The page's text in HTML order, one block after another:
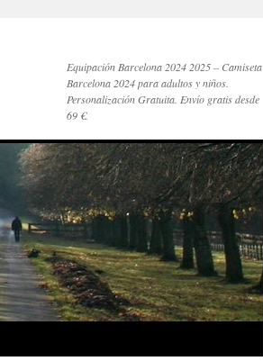
Equipación Barcelona 2024 2025 – Camiseta
Barcelona 2024 para adultos y niños.
Personalización Gratuita. Envío gratis desde
69 €.